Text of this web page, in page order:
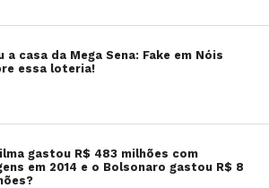
a casa da Mega Sena: Fake em Nóis
essa loteria!
gastou R$ 483 milhões com
em 2014 e o Bolsonaro gastou R$ 8